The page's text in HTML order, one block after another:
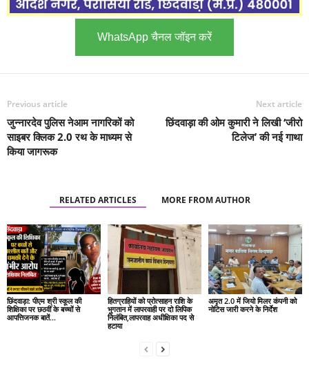
WhatsApp चैनल जॉइन करें
Previous article
जुन्नारदेव पुलिस नेआम नागरिकों को
साइबर क्लिक 2.0 रथ के माध्यम से
किया जागरूक
Next article
छिंदवाड़ा की ओम कुमारी ने लिखी ‘जीरो
टिलेज’ की नई गाथा
RELATED ARTICLES MORE FROM AUTHOR
छिंदवाड़ा: पीएम श्री स्कूल की
शिक्षिका पर छठवीं के बच्चों से
आपत्तिजनक बातें…
हितग्राहियों को प्रोत्साहन राशि के
भुगतान में लापरवाही पर दो लिपिक
निलंबित,लापरवाह अधीक्षिका पद से
हटाया
अमृत 2.0 में जियो मिलर कंपनी को
नोटिस जारी करने के निर्देश